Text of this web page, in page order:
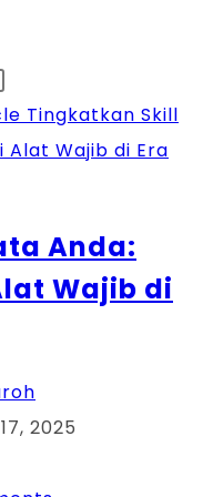
Anda:
Wajib di
2025